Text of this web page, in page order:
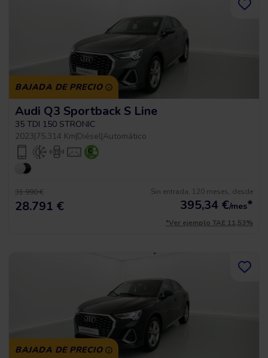
BAJADA DE PRECIO
Audi Q3 Sportback S Line
35 TDI 150 STRONIC
2023|75.314 Km|Diésel|Automático
31.990 €
28.791 €
Sin entrada, 120 meses, desde
395,34 €/mes*
*Ver ejemplo TAE 11,53%
BAJADA DE PRECIO